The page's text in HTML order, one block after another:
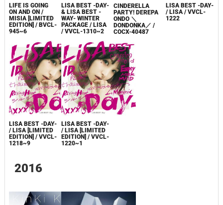
LIFE IS GOING
ON AND ON /
MISIA [LIMITED
EDITION] / BVCL-
945~6
LISA BEST -DAY-
& LISA BEST -
WAY- WINTER
PACKAGE / LISA
/ VVCL-1310~2
CINDERELLA
PARTY! DEREPA
ONDO ＼
DONDONKA／ /
COCX-40487
LISA BEST -DAY-
/ LISA / VVCL-
1222
LISA BEST -DAY-
/ LISA [LIMITED
EDITION] / VVCL-
1218~9
LISA BEST -DAY-
/ LISA [LIMITED
EDITION] / VVCL-
1220~1
2016